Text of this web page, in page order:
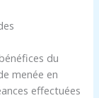
du
menée en
effectuées